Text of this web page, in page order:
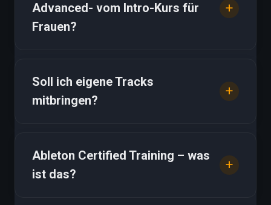
Advanced- vom Intro-Kurs für
Frauen?
Soll ich eigene Tracks
mitbringen?
Ableton Certified Training – was
ist das?